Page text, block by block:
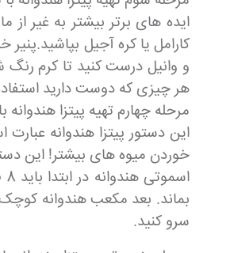
ایده های برتر بیشتر به غیر از
کارامل یا کره آجیل
و وانیل درست کنید تا کرم رنگ
هر چیزی که دوست دارید
مرحله چهارم تهیه پیتزا
این دستور پیتزا هندوانه
خوردن میوه های بیشتر! این
سرو کنید.